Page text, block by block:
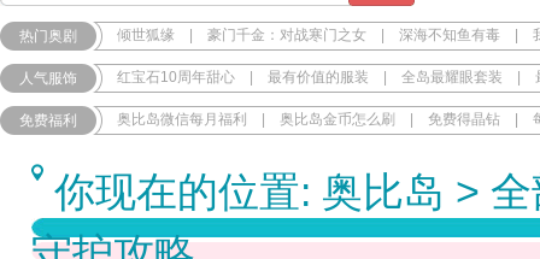
热门奥剧 倾世狐缘 豪门千金：对战寒门之女 深海不知鱼有毒
人气服饰 红宝石10周年甜心 最有价值的服装 全岛最耀眼套装
免费福利 奥比岛微信每月福利 奥比岛金币怎么刷 免费得晶钻
你现在的位置: 奥比岛 >